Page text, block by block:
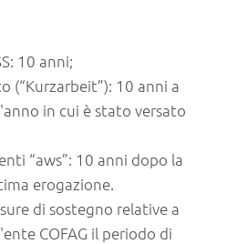
10 anni;
(“Kurzarbeit”): 10 anni a
in cui è stato versato
“aws”: 10 anni dopo la
erogazione.
di sostegno relative a
COFAG il periodo di